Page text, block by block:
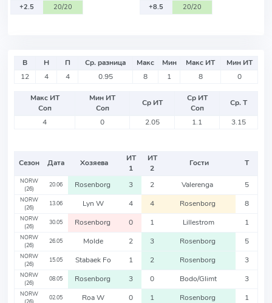
+2.5
20/20
+8.5
20/20
В Н П Ср. разница Макс Мин Макс ИТ
Мин ИТ
12
4 4 0.95 8 1 8 0
Макс ИТ
Соп
Мин ИТ
Соп
Ср ИТ
Ср ИТ
Соп
Ср. Т
4
0 2.05 1.1 3.15
Сезон Дата Хозяева
ИТ
1
ИТ
2
Гости Т
NORW
(26)
20.06 Rosenborg 3 2 Valerenga 5
NORW
(26)
13.06 Lyn W 4 4 Rosenborg 8
NORW
(26)
30.05 Rosenborg 0 1 Lillestrom 1
NORW
(26)
26.05 Molde 2 3 Rosenborg 5
NORW
(26)
15.05 Stabaek Fo 1 2 Rosenborg 3
NORW
(26)
08.05 Rosenborg 3 0 Bodo/Glimt 3
NORW
02.05 Roa W 0 1 Rosenborg 1